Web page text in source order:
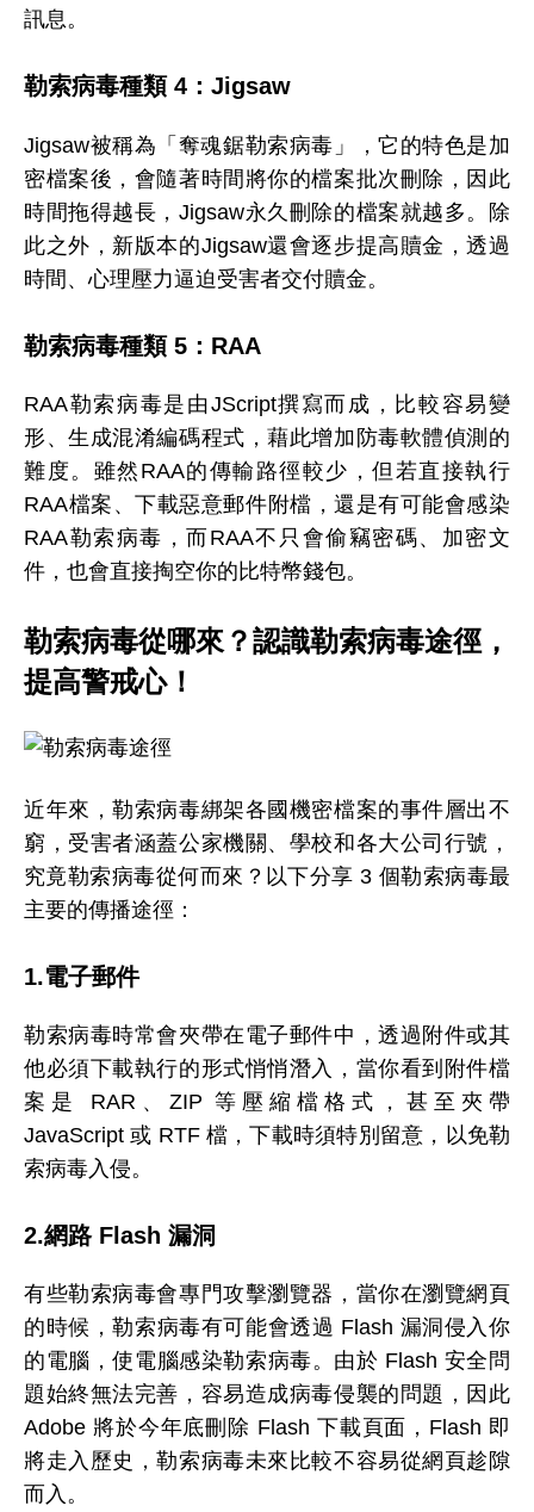
訊息。
勒索病毒種類 4：Jigsaw
Jigsaw被稱為「奪魂鋸勒索病毒」，它的特色是加
密檔案後，會隨著時間將你的檔案批次刪除，因此
時間拖得越長，Jigsaw永久刪除的檔案就越多。除
此之外，新版本的Jigsaw還會逐步提高贖金，透過
時間、心理壓力逼迫受害者交付贖金。
勒索病毒種類 5：RAA
RAA勒索病毒是由JScript撰寫而成，比較容易變
形、生成混淆編碼程式，藉此增加防毒軟體偵測的
難度。雖然RAA的傳輸路徑較少，但若直接執行
RAA檔案、下載惡意郵件附檔，還是有可能會感染
RAA勒索病毒，而RAA不只會偷竊密碼、加密文
件，也會直接掏空你的比特幣錢包。
勒索病毒從哪來？認識勒索病毒途徑，
提高警戒心！
近年來，勒索病毒綁架各國機密檔案的事件層出不
窮，受害者涵蓋公家機關、學校和各大公司行號，
究竟勒索病毒從何而來？以下分享 3 個勒索病毒最
主要的傳播途徑：
1.電子郵件
勒索病毒時常會夾帶在電子郵件中，透過附件或其
他必須下載執行的形式悄悄潛入，當你看到附件檔
案是 RAR、ZIP 等壓縮檔格式，甚至夾帶
JavaScript 或 RTF 檔，下載時須特別留意，以免勒
索病毒入侵。
2.網路 Flash 漏洞
有些勒索病毒會專門攻擊瀏覽器，當你在瀏覽網頁
的時候，勒索病毒有可能會透過 Flash 漏洞侵入你
的電腦，使電腦感染勒索病毒。由於 Flash 安全問
題始終無法完善，容易造成病毒侵襲的問題，因此
Adobe 將於今年底刪除 Flash 下載頁面，Flash 即
將走入歷史，勒索病毒未來比較不容易從網頁趁隙
而入。